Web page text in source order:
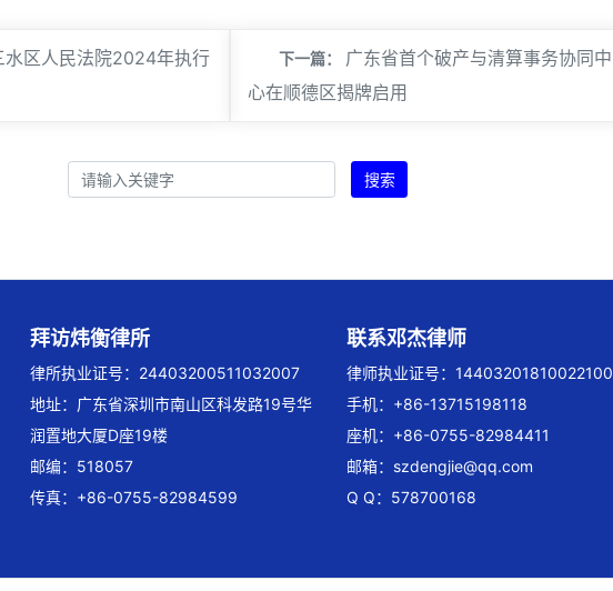
水区人民法院2024年执行
下一篇：
广东省首个破产与清算事务协同中
心在顺德区揭牌启用
搜索
拜访炜衡律所
律所执业证号：24403200511032007
地址：广东省深圳市南山区科发路19号华
润置地大厦D座19楼
邮编：518057
传真：+86-0755-82984599
联系邓杰律师
律师执业证号：14403201810022100
手机：+86-13715198118
座机：+86-0755-82984411
邮箱： szdengjie@qq.com
Q Q：578700168